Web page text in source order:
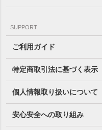
SUPPORT
ご利用ガイド
特定商取引法に基づく表示
個人情報取り扱いについて
安心安全への取り組み